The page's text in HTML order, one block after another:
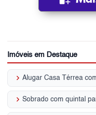
Imóveis em Destaque
keyboard_arrow_right Alugar Casa Térrea
keyboard_arrow_right Sobrado com quintal